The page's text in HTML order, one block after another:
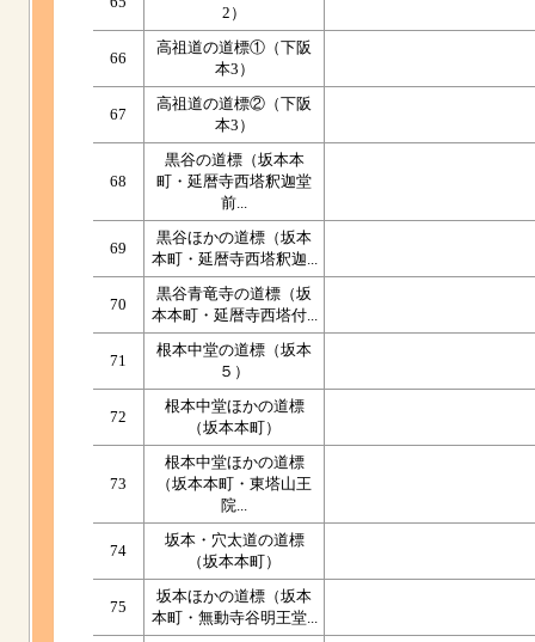
2）
66
高祖道の道標①（下阪
本3）
67
高祖道の道標②（下阪
本3）
68
黒谷の道標（坂本本
町・延暦寺西塔釈迦堂
前...
69
黒谷ほかの道標（坂本
本町・延暦寺西塔釈迦...
70
黒谷青竜寺の道標（坂
本本町・延暦寺西塔付...
71
根本中堂の道標（坂本
５）
72
根本中堂ほかの道標
（坂本本町）
73
根本中堂ほかの道標
（坂本本町・東塔山王
院...
74
坂本・穴太道の道標
（坂本本町）
75
坂本ほかの道標（坂本
本町・無動寺谷明王堂...